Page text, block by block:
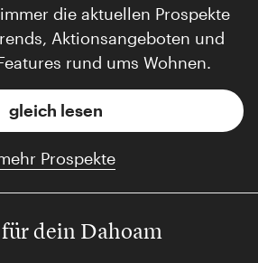
die aktuellen Prospekte
Aktionsangeboten und
rund ums Wohnen.
gleich lesen
Prospekte
dein Dahoam